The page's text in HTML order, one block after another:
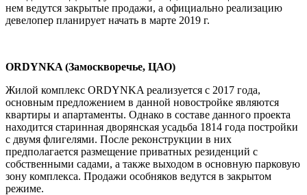
нем ведутся закрытые продажи, а официально реализацию
девелопер планирует начать в марте 2019 г.
ORDYNKA (Замоскворечье, ЦАО)
Жилой комплекс ORDYNKA реализуется с 2017 года,
основным предложением в данной новостройке являются
квартиры и апартаменты. Однако в составе данного проекта
находится старинная дворянская усадьба 1814 года постройки
с двумя флигелями. После реконструкции в них
предполагается размещение приватных резиденций с
собственными садами, а также выходом в основную парковую
зону комплекса. Продажи особняков ведутся в закрытом
режиме.